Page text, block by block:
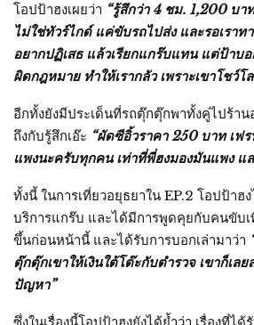
โอปป้าฮงเผยว่า “รู้สึกว่า 4 ชม. 1,200 บ
ไม่ใช่ทัวร์ไกด์ แค่ขับรถไปส่ง และรอเราท
อยากปฏิเสธ แล้วเรียกแกร๊บแทน แต่ป้าบ
ผิดกฎหมาย ทำให้เรากลัว เพราะเขาโชว์โ
อีกทั้งยังมีประเด็นที่รถตุ๊กตุ๊กพาทั้งคู่ไปร้าน
ถึงกับรู้สึกเอ๊ะ “ผัดซีอิ้วราคา 250 บาท เฟ
แพงนะครับทุกคน เท่าที่พี่ฮงมองมันแพง แล
ทั้งนี้ ในการเที่ยวอยุธยาใน EP.2 โอปป้าฮ
บริการแกร๊บ และได้มีการพูดคุยกับคนขับเ
ขึ้นก่อนหน้านี้ และได้รับการบอกเล่ามาว่า
ตุ๊กตุ๊กเขาให้เงินใต้โต๊ะกับตำรวจ เขาก็เล
ปัญหา”